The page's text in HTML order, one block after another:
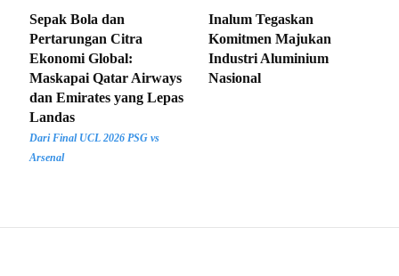
Sepak Bola dan
Pertarungan Citra
Ekonomi Global:
Maskapai Qatar Airways
dan Emirates yang Lepas
Landas
Dari Final UCL 2026 PSG vs
Arsenal
Inalum Tegaskan
Komitmen Majukan
Industri Aluminium
Nasional